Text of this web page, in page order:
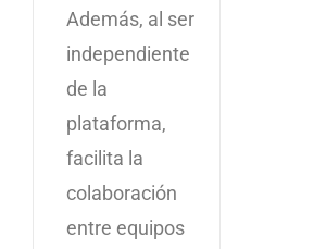
Además, al ser
independiente
de la
plataforma,
facilita la
colaboración
entre equipos